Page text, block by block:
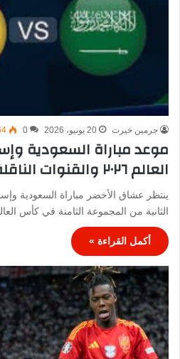
جرمين خيرت 20 يونيو، 2026 0
موعد مباراة السعودية
العالم ٢٠٢٦ والقنوات الناقلة
ينتظر عشاق الأخضر مباراة السعودية
الثانية من المجموعة الثامنة في كأس العالم ٢٠٢٦. وتنطلق
أكمل القراءة »